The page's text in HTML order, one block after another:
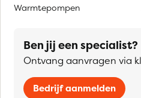
Warmtepompen
Ben jij een specialist?
Ontvang aanvragen via
Bedrijf aanmelden